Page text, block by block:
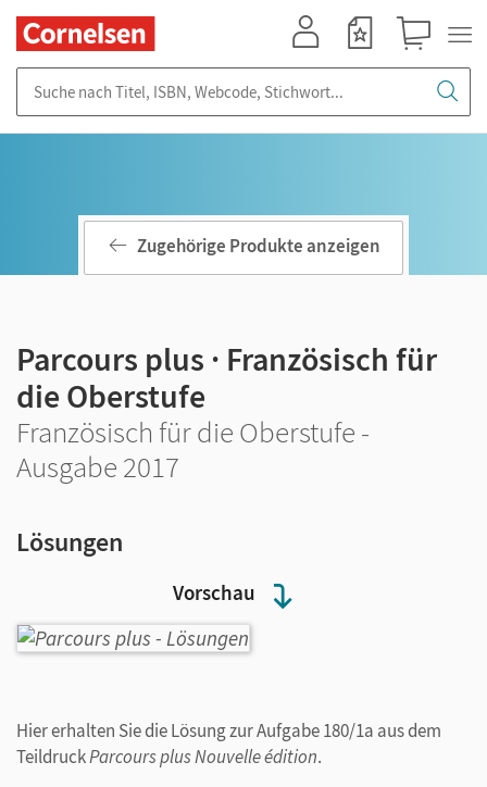
Vorschau
Zugehörige Produkte anzeigen
Parcours plus · Französisch für
die Oberstufe
Französisch für die Oberstufe -
Ausgabe 2017
Lösungen
Hier erhalten Sie die Lösung zur Aufgabe 180/1a aus dem
TeildruckParcours plus Nouvelle édition.